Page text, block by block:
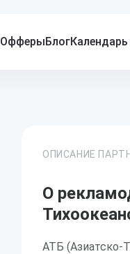
ОфферыБлог
ОПИСАНИЕ
О
АТБ (Азиатско-